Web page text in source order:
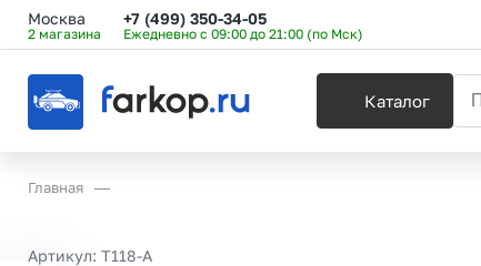
Москва
2 магазина
+7 (499) 350-34-05
Ежедневно с 09:00 до 21:00 (по Мск)
Каталог
Главная
Артикул: T118-A